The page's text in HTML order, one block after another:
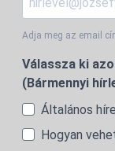
Adja meg az email
Válassza ki
(Bármennyi
Általános
Hogyan